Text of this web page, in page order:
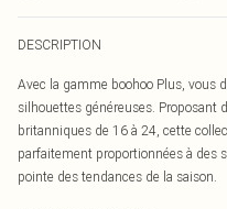
DESCRIPTION
Avec la gamme boohoo Plus, vous
silhouettes généreuses. Proposant
britanniques de 16 à 24, cette
parfaitement proportionnées à des
pointe des tendances de la saison.